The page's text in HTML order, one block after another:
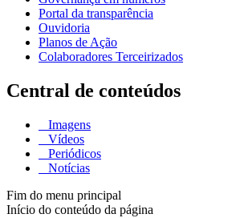
Portal da transparência
Ouvidoria
Planos de Ação
Colaboradores Terceirizados
Central de conteúdos
Imagens
Vídeos
Periódicos
Notícias
Fim do menu principal
Início do conteúdo da página